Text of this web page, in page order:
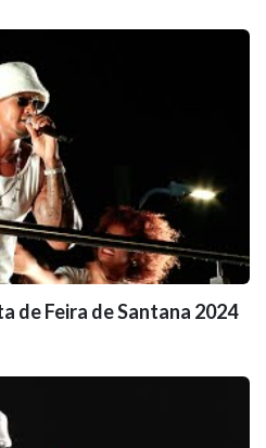
de Feira de Santana 2024